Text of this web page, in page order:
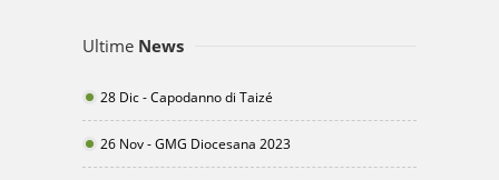
Ultime News
28 Dic - Capodanno di Taizé
26 Nov - GMG Diocesana 2023